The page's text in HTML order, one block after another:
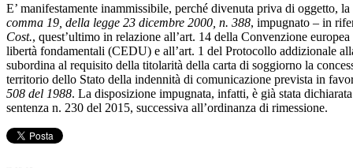
E’ manifestamente inammissibile, perché divenuta priva di oggetto,
comma 19, della legge 23 dicembre 2000, n. 388, impugnato – in
Cost., quest’ultimo in relazione all’art. 14 della Convenzione
libertà fondamentali (CEDU) e all’art. 1 del Protocollo addizionale
subordina al requisito della titolarità della carta di soggiorno la
territorio dello Stato della indennità di comunicazione prevista in
508 del 1988. La disposizione impugnata, infatti, è già stata
sentenza n. 230 del 2015, successiva all’ordinanza di rimessione.